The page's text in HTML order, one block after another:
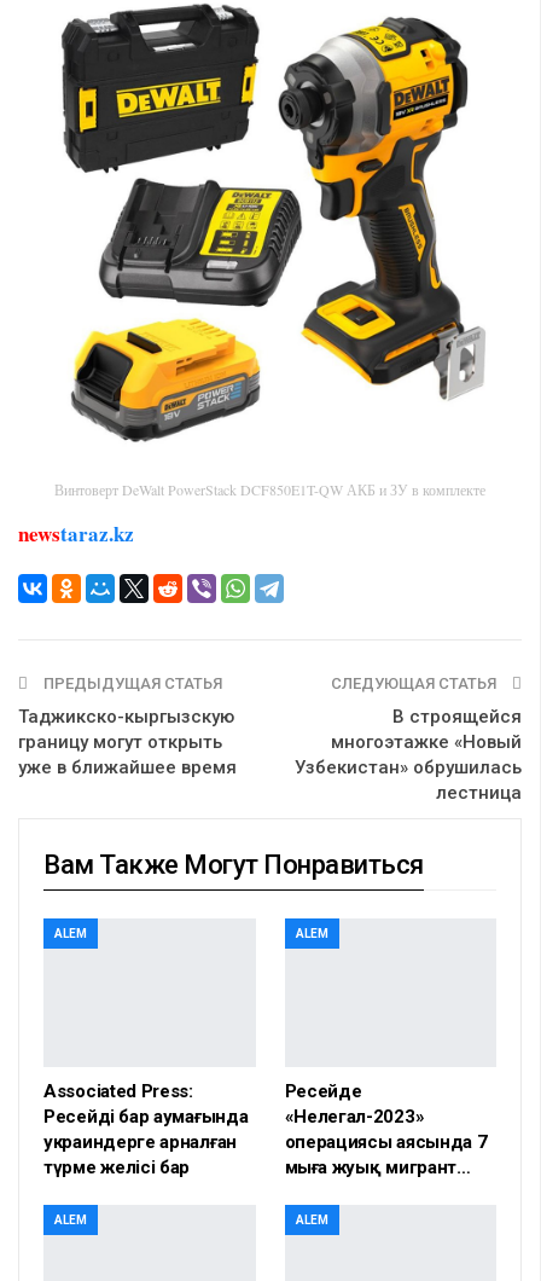
Винтоверт DeWalt PowerStack DCF850E1T-QW АКБ и ЗУ в комплекте
newstaraz.kz
ПРЕДЫДУЩАЯ СТАТЬЯ
Таджикско-кыргызскую
границу могут открыть
уже в ближайшее время
СЛЕДУЮЩАЯ СТАТЬЯ
В строящейся
многоэтажке «Новый
Узбекистан» обрушилась
лестница
Вам Также Могут Понравиться
ALEM
Associated Press:
Ресейдің бар аумағында
украиндерге арналған
түрме желісі бар
ALEM
Ресейде
«Нелегал-2023»
операциясы аясында 7
мыңға жуық мигрант…
ALEM ALEM